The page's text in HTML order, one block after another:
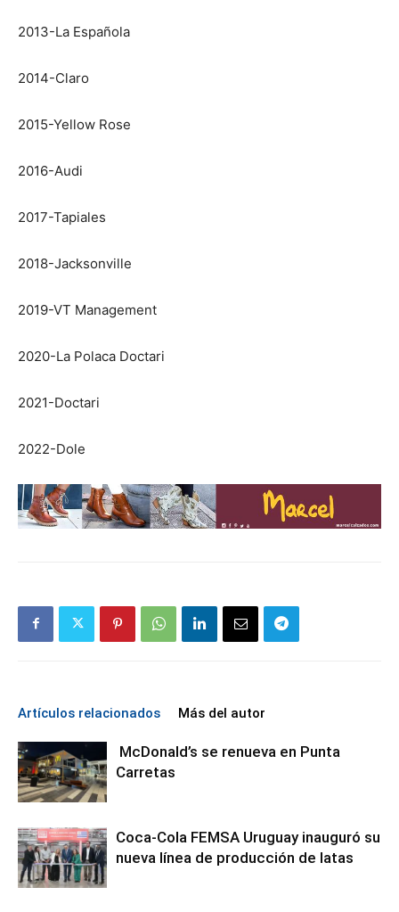
2013-La Española
2014-Claro
2015-Yellow Rose
2016-Audi
2017-Tapiales
2018-Jacksonville
2019-VT Management
2020-La Polaca Doctari
2021-Doctari
2022-Dole
Artículos relacionados Más del autor
McDonald’s se renueva en Punta
Carretas
Coca-Cola FEMSA Uruguay inauguró su
nueva línea de producción de latas